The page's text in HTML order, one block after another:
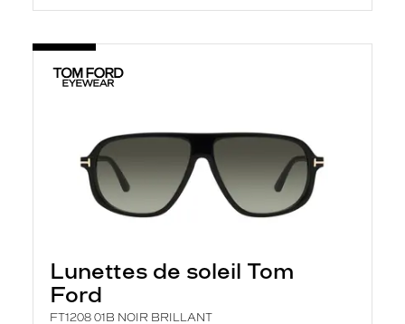
Lunettes de soleil Tom
Ford
FT1208 01B NOIR BRILLANT